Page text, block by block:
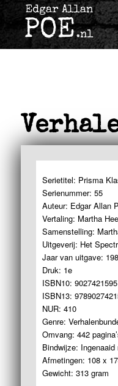
Serietitel: Prisma
Serienummer: 55
Auteur: Edgar Allan
Vertaling: Martha
Samenstelling:
Uitgeverij: Het
Jaar van uitgave:
Druk: 1e
ISBN10: 9027421595
ISBN13:
NUR: 410
Genre:
Omvang: 442
Bindwijze:
Afmetingen: 108 x
Gewicht: 313 gram